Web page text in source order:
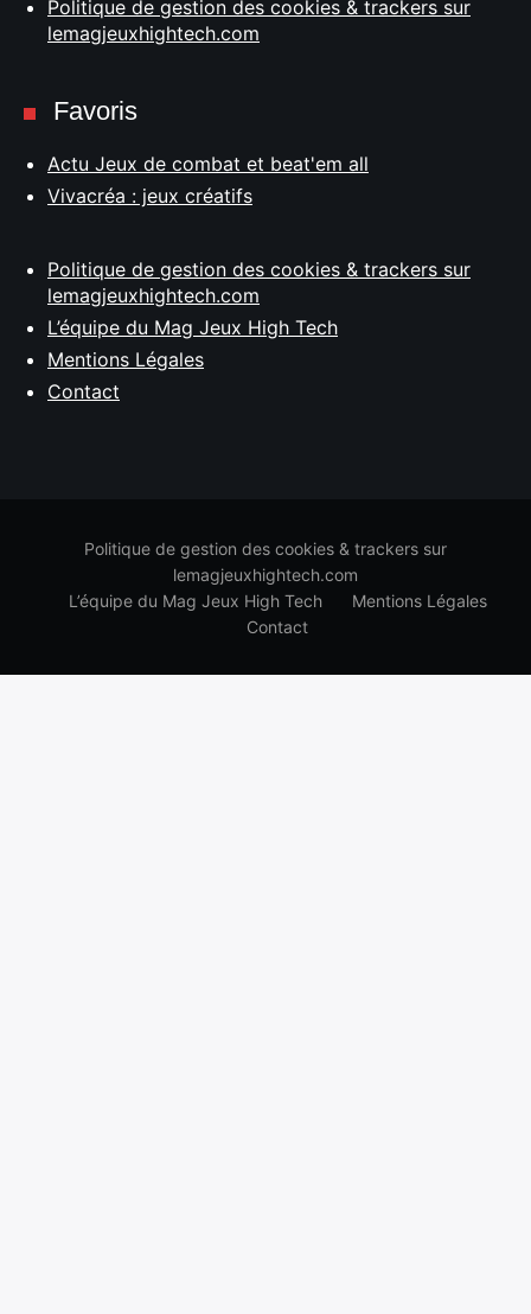
Politique de gestion des cookies & trackers sur
lemagjeuxhightech.com
Favoris
Actu Jeux de combat et beat'em all
Vivacréa : jeux créatifs
Politique de gestion des cookies & trackers sur
lemagjeuxhightech.com
L’équipe du Mag Jeux High Tech
Mentions Légales
Contact
Politique de gestion des cookies & trackers sur
lemagjeuxhightech.com
L’équipe du Mag Jeux High Tech
Mentions Légales
Contact